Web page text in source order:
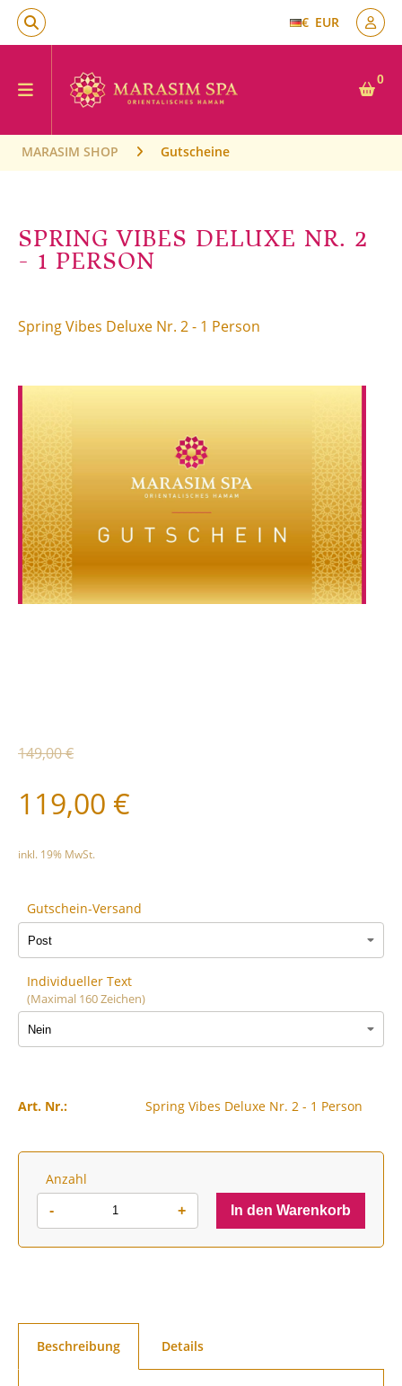
€ EUR
0
MARASIM SHOP Gutscheine
SPRING VIBES DELUXE NR. 2
- 1 PERSON
Spring Vibes Deluxe Nr. 2 - 1 Person
149,00 €
119,00 €
inkl. 19% MwSt.
Gutschein-Versand
Individueller Text
(Maximal 160 Zeichen)
Art. Nr.: Spring Vibes Deluxe Nr. 2 - 1 Person
Anzahl
- + In den Warenkorb
Beschreibung Details